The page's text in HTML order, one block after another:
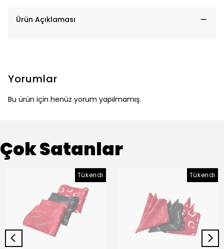
Ürün Açıklaması
Yorumlar
Bu ürün için henüz yorum yapılmamış.
Çok Satanlar
Tükendi Tükendi